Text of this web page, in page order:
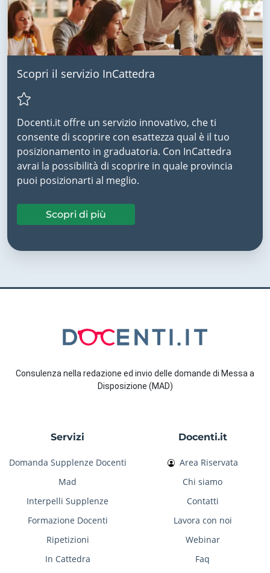
Scopri il servizio InCattedra
Docenti.it offre un servizio innovativo, che ti
consente di scoprire con esattezza qual è il tuo
posizionamento in graduatoria. Con InCattedra
avrai la possibilità di scoprire in quale provincia
puoi posizionarti al meglio.
Scopri di più
Consulenza nella redazione ed invio delle domande di Messa a
Disposizione (MAD)
Servizi
Domanda Supplenze Docenti
Mad
Interpelli Supplenze
Formazione Docenti
Ripetizioni
In Cattedra
Docenti.it
Area Riservata
Chi siamo
Contatti
Lavora con noi
Webinar
Faq